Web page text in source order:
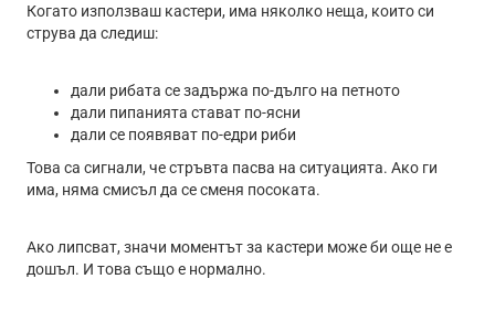
Когато използваш кастери, има няколко неща, които си
струва да следиш:
дали рибата се задържа по-дълго на петното
дали пипанията стават по-ясни
дали се появяват по-едри риби
Това са сигнали, че стръвта пасва на ситуацията. Ако ги
има, няма смисъл да се сменя посоката.
Ако липсват, значи моментът за кастери може би още не е
дошъл. И това също е нормално.